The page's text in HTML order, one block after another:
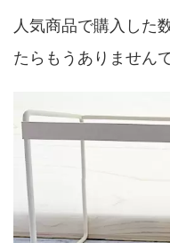
人気商品で購入した
たらもうありません